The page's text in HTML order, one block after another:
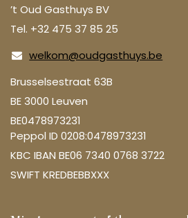
’t Oud Gasthuys BV
Tel. +32 475 37 85 25
welkom@oudgasthuys.be
Brusselsestraat 63B
BE 3000 Leuven
BE0478973231
Peppol ID 0208:0478973231
KBC IBAN BE06 7340 0768 3722
SWIFT KREDBEBBXXX